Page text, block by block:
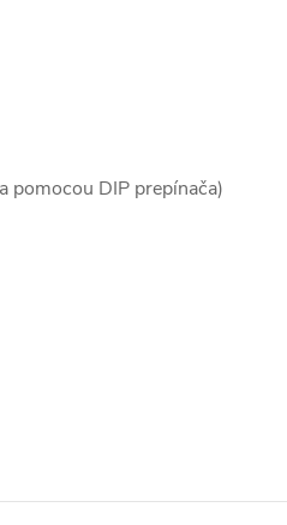
pomocou DIP prepínača)